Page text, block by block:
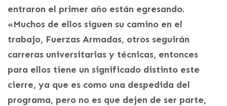
entraron el primer año están egresando.
«Muchos de ellos siguen su camino en el
trabajo, Fuerzas Armadas, otros seguirán
carreras universitarias y técnicas, entonces
para ellos tiene un significado distinto este
cierre, ya que es como una despedida del
programa, pero no es que dejen de ser parte,